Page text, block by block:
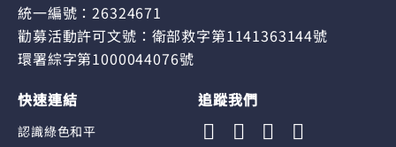
統一編號：26324671
勸募活動許可文號：衛部救字第1141363144號
環署綜字第1000044076號
快速連結
認識綠色和平
追蹤我們